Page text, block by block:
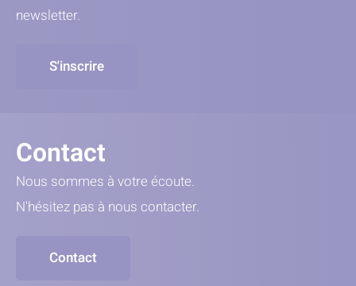
newsletter.
S'inscrire
Contact
Nous sommes à votre écoute.
N'hésitez pas à nous contacter.
Contact